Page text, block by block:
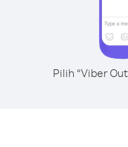
Pilih “Viber